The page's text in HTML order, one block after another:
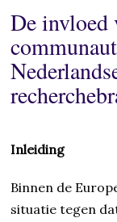
De invloed
Inleiding
Binnen de
situatie tegen